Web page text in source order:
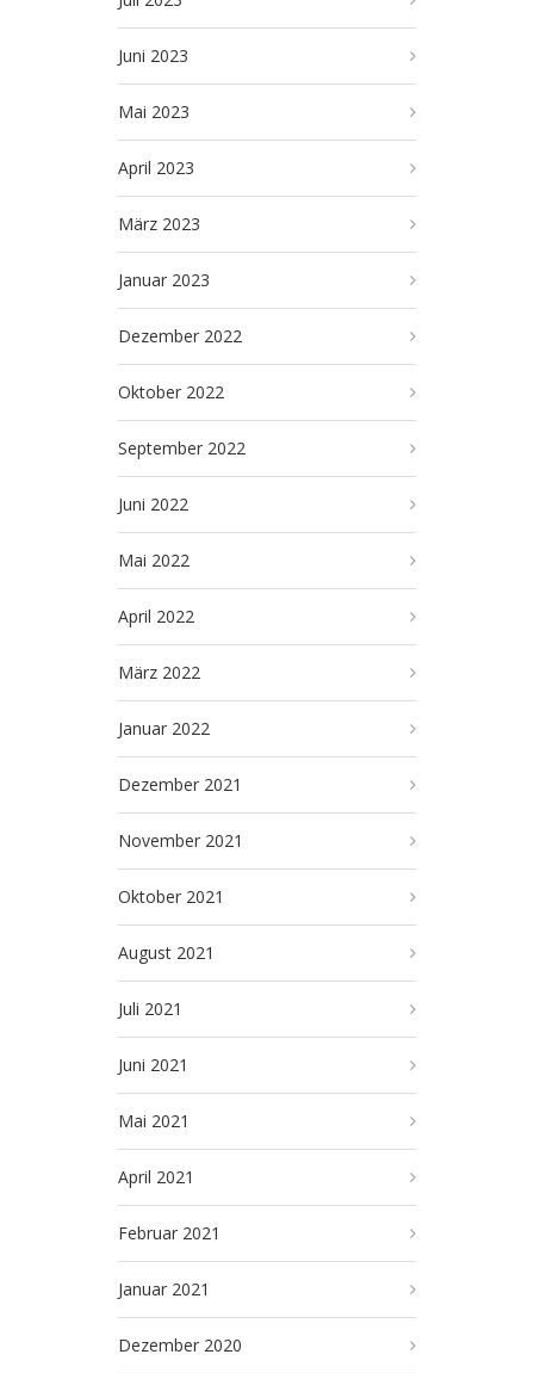
Juni 2023
Mai 2023
April 2023
März 2023
Januar 2023
Dezember 2022
Oktober 2022
September 2022
Juni 2022
Mai 2022
April 2022
März 2022
Januar 2022
Dezember 2021
November 2021
Oktober 2021
August 2021
Juli 2021
Juni 2021
Mai 2021
April 2021
Februar 2021
Januar 2021
Dezember 2020